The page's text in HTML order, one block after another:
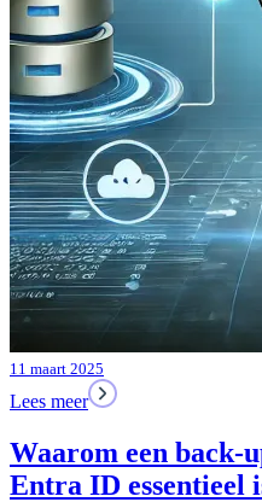
11 maart 2025
Lees meer
Waarom een back-
Entra ID essentieel